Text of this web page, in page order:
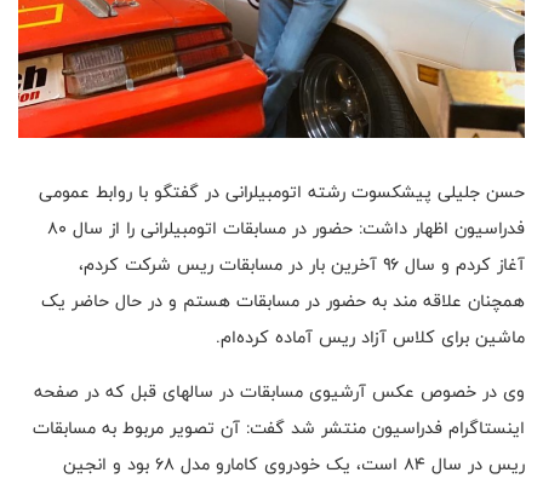
حسن جلیلی پیشکسوت رشته اتومبیلرانی در گفتگو با روابط عمومی
فدراسیون اظهار داشت: حضور در مسابقات اتومبیلرانی را از سال ۸۰
آغاز کردم و سال ۹۶ آخرین بار در مسابقات ریس شرکت کردم،
همچنان علاقه مند به حضور در مسابقات هستم و در حال حاضر یک
ماشین برای کلاس آزاد ریس آماده کرده‌ام.
وی در خصوص عکس آرشیوی مسابقات در سالهای قبل که در صفحه
اینستاگرام فدراسیون منتشر شد گفت: آن تصویر مربوط به مسابقات
ریس در سال ۸۴ است، یک خودروی کامارو مدل ۶۸ بود و انجین